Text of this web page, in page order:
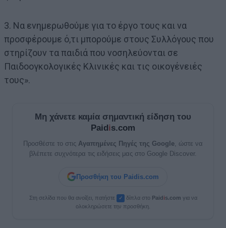
3. Να ενημερωθούμε για το έργο τους και να
προσφέρουμε ό,τι μπορούμε στους Συλλόγους που
στηρίζουν τα παιδιά που νοσηλεύονται σε
Παιδοογκολογικές Κλινικές και τις οικογένειές
τους».
Μη χάνετε καμία σημαντική είδηση του
Paidis.com
Προσθέστε το στις Αγαπημένες Πηγές της Google , ώστε να
βλέπετε συχνότερα τις ειδήσεις μας στο Google Discover.
Προσθήκη του Paidis.com
Στη σελίδα που θα ανοίξει, πατήστε ✓ δίπλα στο Paidis.com για να
ολοκληρώσετε την προσθήκη.